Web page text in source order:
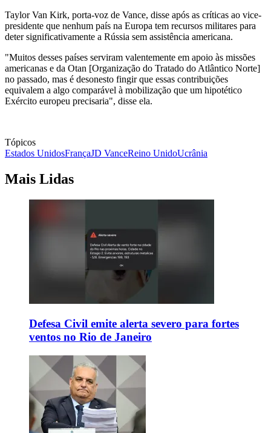
Taylor Van Kirk, porta-voz de Vance, disse após as críticas ao vice-
presidente que nenhum país na Europa tem recursos militares para
deter significativamente a Rússia sem assistência americana.
"Muitos desses países serviram valentemente em apoio às missões
americanas e da Otan [Organização do Tratado do Atlântico Norte]
no passado, mas é desonesto fingir que essas contribuições
equivalem a algo comparável à mobilização que um hipotético
Exército europeu precisaria", disse ela.
Tópicos
Estados UnidosFrançaJD VanceReino UnidoUcrânia
Mais Lidas
Defesa Civil emite alerta severo para fortes
ventos no Rio de Janeiro